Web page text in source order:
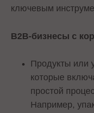
ключевым
B2B-бизнесы с
Продукты или
которые
простой
Например,